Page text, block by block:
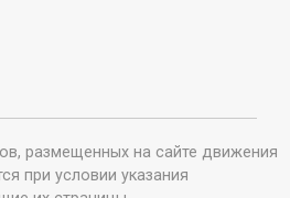
размещенных на сайте движения
при условии указания